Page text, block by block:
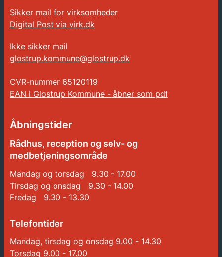
Sikker mail for virksomheder
Digital Post via virk.dk
Ikke sikker mail
glostrup.kommune@glostrup.dk
CVR-nummer 65120119
EAN i Glostrup Kommune - åbner som pdf
Åbningstider
Rådhus, reception og selv- og
medbetjeningsområde
Mandag og torsdag 9.30 - 17.00
Tirsdag og onsdag 9.30 - 14.00
Fredag 9.30 - 13.30
Telefontider
Mandag, tirsdag og onsdag 9.00 - 14.30
Torsdag 9.00 - 17.00